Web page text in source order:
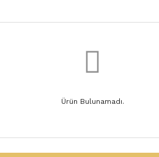
Ürün Bulunamadı.